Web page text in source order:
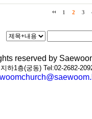
1 2 3
reserved by
하1층(궁동) Tel:02-2682-